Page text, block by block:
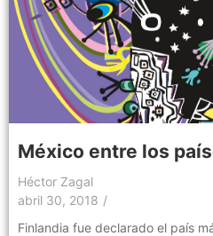
México entre los
Héctor Zagal
abril 30, 2018 /
Finlandia fue declarado el país